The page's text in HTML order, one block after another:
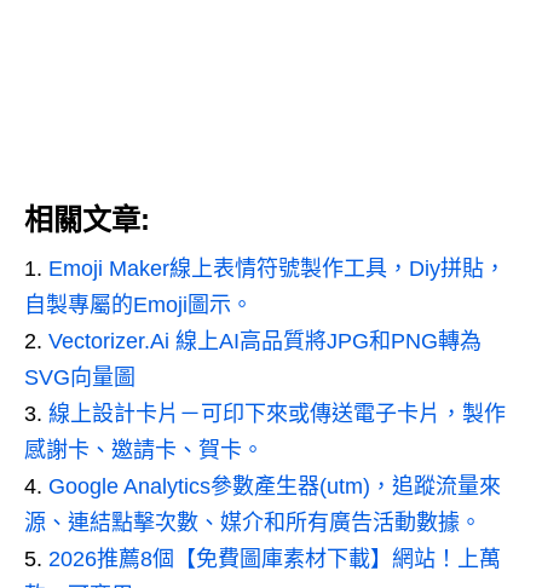
相關文章:
Emoji Maker線上表情符號製作工具，Diy拼貼，
自製專屬的Emoji圖示。
Vectorizer.Ai 線上AI高品質將JPG和PNG轉為
SVG向量圖
線上設計卡片－可印下來或傳送電子卡片，製作
感謝卡、邀請卡、賀卡。
Google Analytics參數產生器(utm)，追蹤流量來
源、連結點擊次數、媒介和所有廣告活動數據。
2026推薦8個【免費圖庫素材下載】網站！上萬